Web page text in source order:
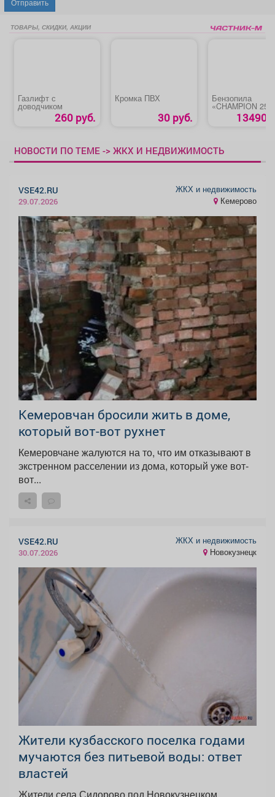
Отправить
ТОВАРЫ, СКИДКИ, АКЦИИ
Газлифт с
доводчиком
260 руб.
Кромка ПВХ
30 руб.
Бензопила
«CHAMPION
13490
НОВОСТИ ПО ТЕМЕ -> ЖКХ И НЕДВИЖИМОСТЬ
VSE42.RU
29.07.2026
ЖКХ и недвижимость
Кемерово
Кемеровчан бросили жить в доме,
который вот-вот рухнет
Кемеровчане жалуются на то, что им отказывают в
экстренном расселении из дома, который уже вот-
вот...
VSE42.RU
30.07.2026
ЖКХ и недвижимость
Новокузнецк
Жители кузбасского поселка годами
мучаются без питьевой воды: ответ
властей